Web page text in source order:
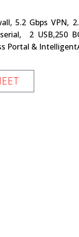
5.2 Gbps
2 USB,250
Portal &